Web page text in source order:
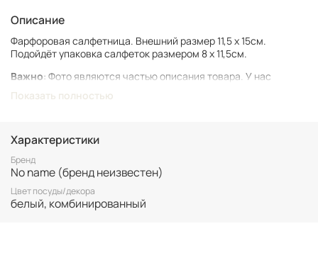
Описание
Фарфоровая салфетница. Внешний размер 11,5 х 15см.
Подойдёт упаковка салфеток размером 8 х 11,5см.
Важно: Фото являются частью описания товара. У нас
времени и использования.
размеру и состоянию уточняйте перед покупкой.
Все товары представлены в единственном экземпляре. Бронь
возможна только после 100% оплаты.
Неоплаченные заказы аннулируются.
Показать полностью
Характеристики
Бренд
No name (бренд неизвестен)
Цвет посуды/декора
белый, комбинированный